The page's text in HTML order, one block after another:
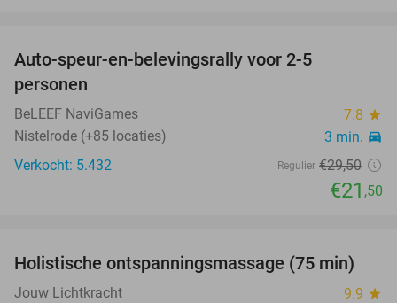
Auto-speur-en-belevingsrally voor 2-5
personen
BeLEEF NaviGames 7.8 star
Nistelrode (+85 locaties) 3 min. directions_car
Verkocht: 5.432 Regulier €29,50
€21 ,50
48%
OUT
Holistische ontspanningsmassage (75 min)
Jouw Lichtkracht 9.9 star